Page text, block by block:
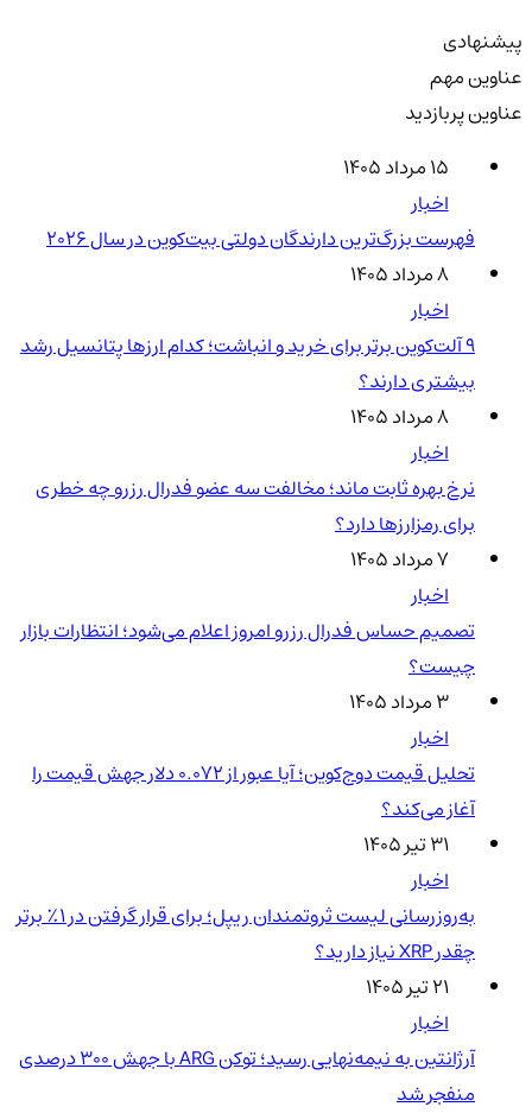
پیشنهادی
عناوین مهم
عناوین پربازدید
۱۵ مرداد ۱۴۰۵
اخبار
فهرست بزرگ‌ترین دارندگان دولتی بیت‌کوین در سال 2026
۸ مرداد ۱۴۰۵
اخبار
۹ آلت‌کوین برتر برای خرید و انباشت؛ کدام ارزها پتانسیل رشد
بیشتری دارند؟
۸ مرداد ۱۴۰۵
اخبار
نرخ بهره ثابت ماند؛ مخالفت سه عضو فدرال رزرو چه خطری
برای رمزارزها دارد؟
۷ مرداد ۱۴۰۵
اخبار
تصمیم حساس فدرال رزرو امروز اعلام می‌شود؛ انتظارات بازار
چیست؟
۳ مرداد ۱۴۰۵
اخبار
تحلیل قیمت دوج‌کوین؛ آیا عبور از ۰.۰۷۲ دلار جهش قیمت را
آغاز می‌کند؟
۳۱ تیر ۱۴۰۵
اخبار
به‌روزرسانی لیست ثروتمندان ریپل؛ برای قرار گرفتن در ۱٪ برتر
چقدر XRP نیاز دارید؟
۲۱ تیر ۱۴۰۵
اخبار
آرژانتین به نیمه‌نهایی رسید؛ توکن ARG با جهش ۳۰۰ درصدی
منفجر شد